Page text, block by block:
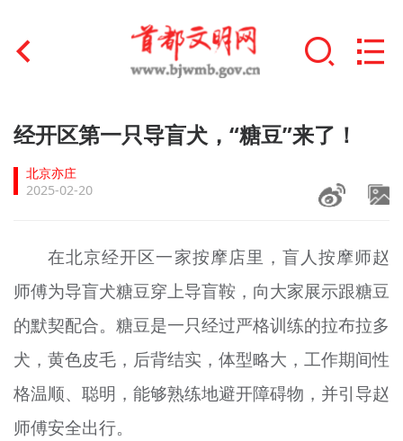
首页
文明创建
文明培育
+
未成年人思想道德建设
榜样人物
+
身边好人
文明评论
经开区第一只导盲犬，“糖豆”来了！
北京亦庄
2025-02-20
在北京经开区一家按摩店里，盲人按摩师赵
师傅为导盲犬糖豆穿上导盲鞍，向大家展示跟糖豆
的默契配合。糖豆是一只经过严格训练的拉布拉多
犬，黄色皮毛，后背结实，体型略大，工作期间性
格温顺、聪明，能够熟练地避开障碍物，并引导赵
师傅安全出行。